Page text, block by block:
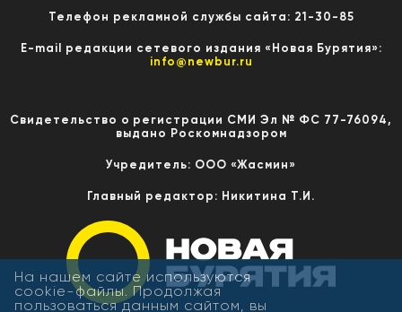
Телефон рекламной службы сайта: 21-30-85
E-mail редакции сетевого издания «Новая Бурятия»:
info@newbur.ru
Свидетельство о регистрации СМИ Эл № ФС 77-76094,
выдано Роскомнадзором
Учредитель: ООО «Жасмин»
Главный редактор: Никитина Т.И.
На нашем сайте используются
cookie-файлы. Продолжая
пользоваться данным сайтом, вы